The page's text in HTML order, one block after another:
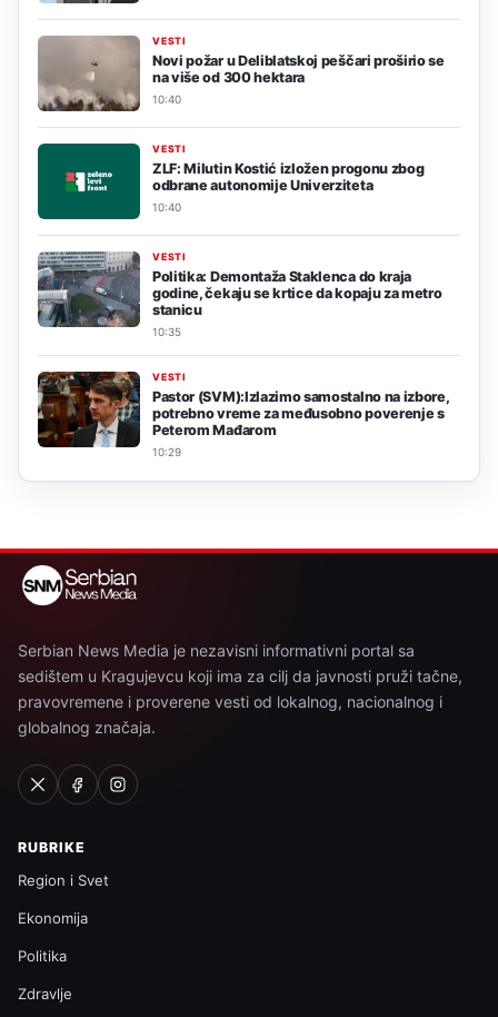
VESTI
Novi požar u Deliblatskoj peščari proširio se
na više od 300 hektara
10:40
VESTI
ZLF: Milutin Kostić izložen progonu zbog
odbrane autonomije Univerziteta
10:40
VESTI
Politika: Demontaža Staklenca do kraja
godine, čekaju se krtice da kopaju za metro
stanicu
10:35
VESTI
Pastor (SVM):Izlazimo samostalno na izbore,
potrebno vreme za međusobno poverenje s
Peterom Mađarom
10:29
Serbian News Media je nezavisni informativni portal sa
sedištem u Kragujevcu koji ima za cilj da javnosti pruži tačne,
pravovremene i proverene vesti od lokalnog, nacionalnog i
globalnog značaja.
RUBRIKE
Region i Svet
Ekonomija
Politika
Zdravlje